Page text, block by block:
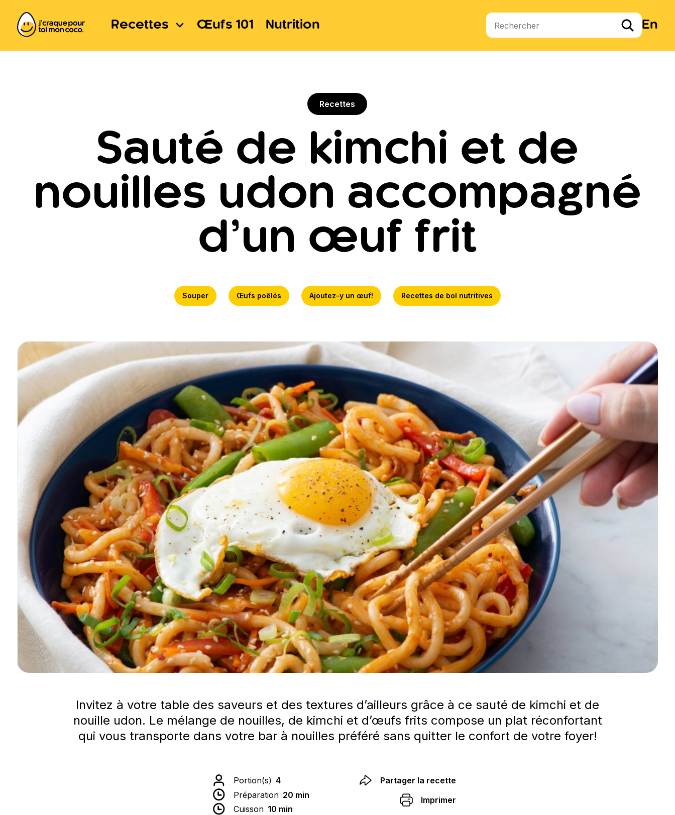
Recettes Œufs 101 Nutrition Termes de recherche En
Recettes
Sauté de kimchi et de
nouilles udon accompagné
d’un œuf frit
Souper Œufs poêlés Ajoutez-y un œuf! Recettes de bol nutritives
Invitez à votre table des saveurs et des textures d’ailleurs grâce à ce sauté de kimchi et de
nouille udon. Le mélange de nouilles, de kimchi et d’œufs frits compose un plat réconfortant
qui vous transporte dans votre bar à nouilles préféré sans quitter le confort de votre foyer!
Portion(s) 4
Préparation 20 min
Cuisson 10 min
Partager la recette
Imprimer